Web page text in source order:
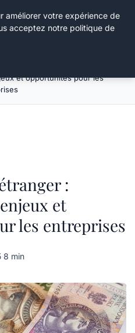
étranger : comprendre
et opportunités pour les
:
et
les entreprises
·8 min
améliorer votre expérience de
acceptez notre politique de